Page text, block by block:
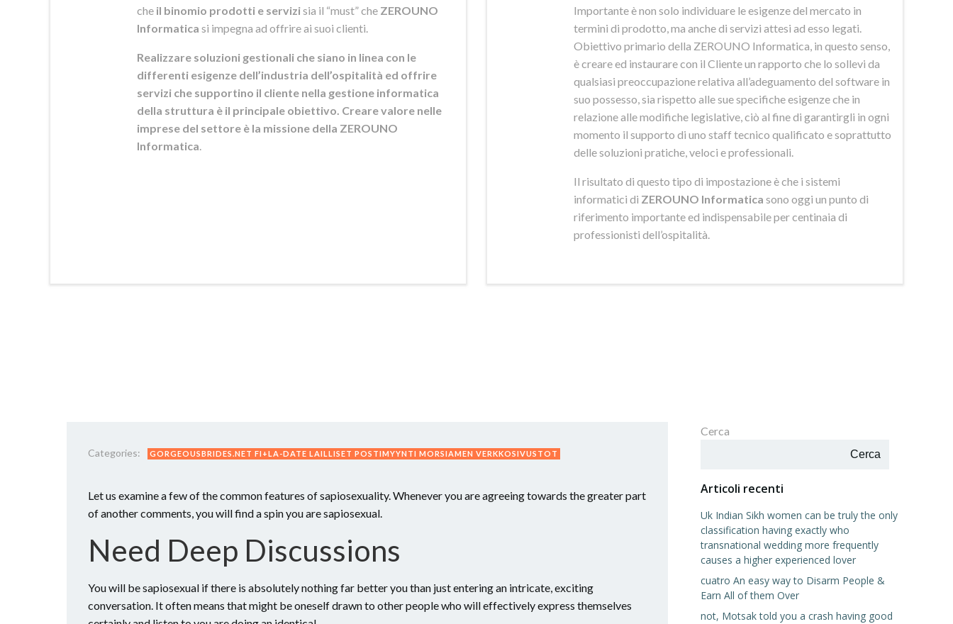
che il binomio prodotti e servizisia il “must” che ZEROUNO
Informatica si impegna ad offrire ai suoi clienti.
Realizzare soluzioni gestionali che siano in linea con le
differenti esigenze dell’industria dell’ospitalità ed offrire
servizi che supportino il cliente nella gestione informatica
della struttura è il principale obiettivo. Creare valore nelle
imprese del settore è la missione della ZEROUNO
Informatica
Importante è non solo individuare le esigenze del mercato in
termini di prodotto, ma anche di servizi attesi ad esso legati.
Obiettivo primario della ZEROUNO Informatica, in questo senso,
è creare ed instaurare con il Cliente un rapporto che lo sollevi da
qualsiasi preoccupazione relativa all’adeguamento del software in
suo possesso, sia rispetto alle sue specifiche esigenze che in
relazione alle modifiche legislative, ciò al fine di garantirgli in ogni
momento il supporto di uno staff tecnico qualificato e soprattutto
delle soluzioni pratiche, veloci e professionali.
Il risultato di questo tipo di impostazione è che i sistemi
informatici di ZEROUNO Informatica sono oggi un punto di
riferimento importante ed indispensabile per centinaia di
professionisti dell’ospitalità.
Categories: GORGEOUSBRIDES.NET FI+LA-DATE LAILLISET POSTIMYYNTI MORSIAMEN VERKKOSIVUSTOT
Let us examine a few of the common features of sapiosexuality. Whenever you are agreeing towards the greater part
of another comments, you will find a spin you are sapiosexual.
Need Deep Discussions
You will be sapiosexual if there is absolutely nothing far better you than just entering an intricate, exciting
conversation. It often means that might be oneself drawn to other people who will effectively express themselves
Cerca
Cerca
Articoli recenti
Uk Indian Sikh women can be truly the only
classification having exactly who
transnational wedding more frequently
causes a higher experienced lover
cuatro An easy way to Disarm People &
Earn All of them Over
not, Motsak told you a crash having good